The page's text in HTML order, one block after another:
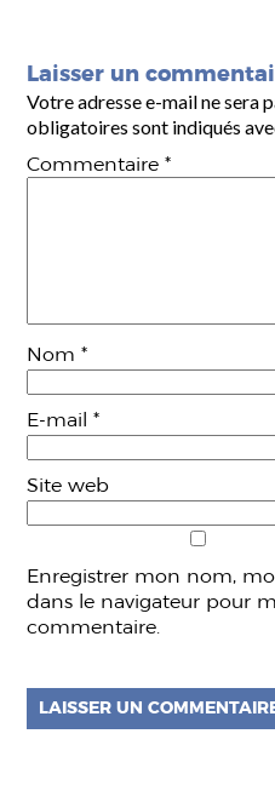
Laisser un
Votre adresse e-mail ne sera
obligatoires sont indiqués
Commentaire*
Nom*
E-mail*
Site web
Enregistrer mon nom,
dans le navigateur pour
commentaire.